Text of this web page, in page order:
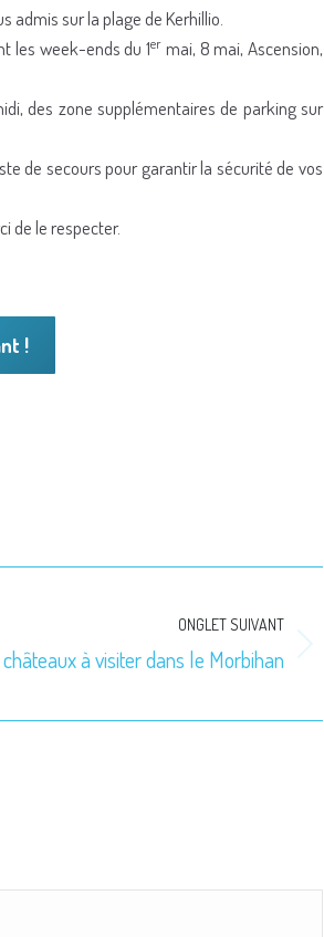
admis sur la plage de Kerhillio.
les week-ends du 1er mai, 8 mai, Ascension,
des zone supplémentaires de parking sur
de secours pour garantir la sécurité de vos
de le respecter.
!
ONGLET SUIVANT
à visiter dans le Morbihan